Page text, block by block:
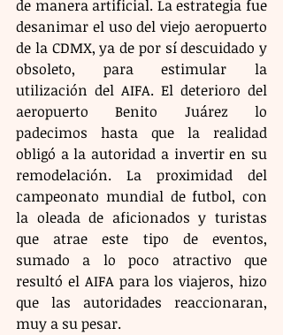
de manera artificial. La estrategia fue
desanimar el uso del viejo aeropuerto
de la CDMX, ya de por sí descuidado y
obsoleto, para estimular la
utilización del AIFA. El deterioro del
aeropuerto Benito Juárez lo
padecimos hasta que la realidad
obligó a la autoridad a invertir en su
remodelación. La proximidad del
campeonato mundial de futbol, con
la oleada de aficionados y turistas
que atrae este tipo de eventos,
sumado a lo poco atractivo que
resultó el AIFA para los viajeros, hizo
que las autoridades reaccionaran,
muy a su pesar.